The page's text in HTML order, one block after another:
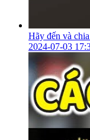
Hãy đến và
2024-07-03